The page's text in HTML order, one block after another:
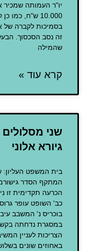
יו"ר העמותה
10.000 ש"ח,
זה נסב הסכסוך.
שהמילה
קרא עוד »
שני
גיורא אלוני
בית המשפט העליון:
המתקף הסדר
במסגרת נדחתה
הצריכות לעניין
באחוזים שונים